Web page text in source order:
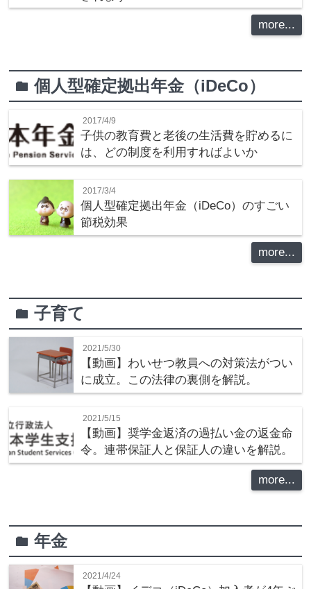
more...
folder個人型確定拠出年金（iDeCo）
2017/4/9
子供の教育費と老後の生活費を貯めるに
は、どの制度を利用すればよいか
2017/3/4
個人型確定拠出年金（iDeCo）のすごい
節税効果
more...
folder子育て
2021/5/30
【動画】わいせつ教員への対策法がつい
に成立。この法律の裏側を解説。
2021/5/15
【動画】奨学金返済の過払い金の返金命
令。連帯保証人と保証人の違いを解説。
more...
folder年金
2021/4/24